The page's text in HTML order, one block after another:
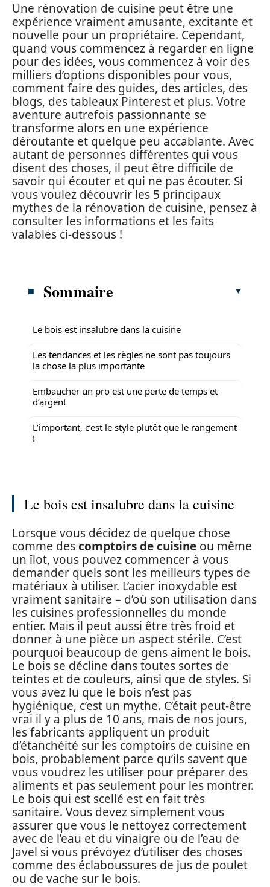
Une rénovation de cuisine peut être une
expérience vraiment amusante, excitante et
nouvelle pour un propriétaire. Cependant,
quand vous commencez à regarder en ligne
pour des idées, vous commencez à voir des
milliers d’options disponibles pour vous,
comment faire des guides, des articles, des
blogs, des tableaux Pinterest et plus. Votre
aventure autrefois passionnante se
transforme alors en une expérience
déroutante et quelque peu accablante. Avec
autant de personnes différentes qui vous
disent des choses, il peut être difficile de
savoir qui écouter et qui ne pas écouter. Si
vous voulez découvrir les 5 principaux
mythes de la rénovation de cuisine, pensez à
consulter les informations et les faits
valables ci-dessous !
Sommaire
Le bois est insalubre dans la cuisine
Les tendances et les règles ne sont pas toujours
la chose la plus importante
Embaucher un pro est une perte de temps et
d’argent
L’important, c’est le style plutôt que le rangement
!
Le bois est insalubre dans la cuisine
Lorsque vous décidez de quelque chose
comme descomptoirs de cuisine ou même
un îlot, vous pouvez commencer à vous
demander quels sont les meilleurs types de
matériaux à utiliser. L’acier inoxydable est
vraiment sanitaire – d’où son utilisation dans
les cuisines professionnelles du monde
entier. Mais il peut aussi être très froid et
donner à une pièce un aspect stérile. C’est
pourquoi beaucoup de gens aiment le bois.
Le bois se décline dans toutes sortes de
teintes et de couleurs, ainsi que de styles. Si
vous avez lu que le bois n’est pas
hygiénique, c’est un mythe. C’était peut-être
vrai il y a plus de 10 ans, mais de nos jours,
les fabricants appliquent un produit
d’étanchéité sur les comptoirs de cuisine en
bois, probablement parce qu’ils savent que
vous voudrez les utiliser pour préparer des
aliments et pas seulement pour les montrer.
Le bois qui est scellé est en fait très
sanitaire. Vous devez simplement vous
assurer que vous le nettoyez correctement
avec de l’eau et du vinaigre ou de l’eau de
Javel si vous prévoyez d’utiliser des choses
comme des éclaboussures de jus de poulet
ou de vache sur le bois.